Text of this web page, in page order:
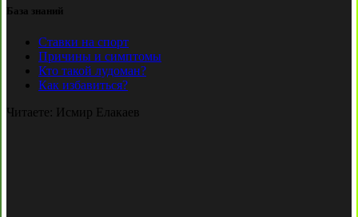
База знаний
Ставки на спорт
Причины и симптомы
Кто такой лудоман?
Как избавиться?
Читаете: Исмир Елакаев